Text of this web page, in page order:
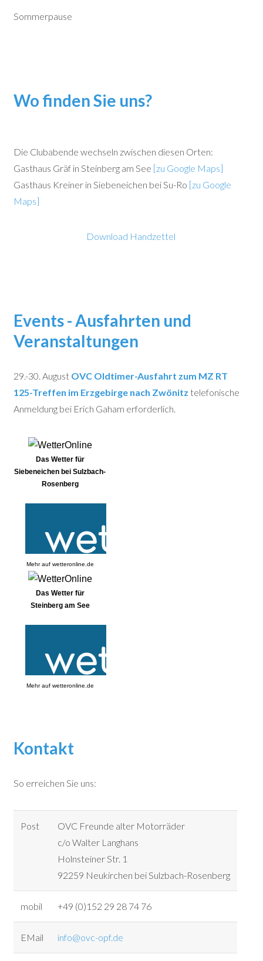
Sommerpause
Wo finden Sie uns?
Die Clubabende wechseln zwischen diesen Orten:
Gasthaus Gräf in Steinberg am See [zu Google Maps]
Gasthaus Kreiner in Siebeneichen bei Su-Ro [zu Google
Maps]
Download Handzettel
Events - Ausfahrten und
Veranstaltungen
29.-30. August OVC Oldtimer-Ausfahrt zum MZ RT
125-Treffen im Erzgebirge nach Zwönitz telefonische
Anmeldung bei Erich Gaham erforderlich.
Das Wetter für
Siebeneichen bei Sulzbach-
Rosenberg
Mehr auf wetteronline.de
Das Wetter für
Steinberg am See
Mehr auf wetteronline.de
Kontakt
So erreichen Sie uns:
Post
OVC Freunde alter Motorräder
c/o Walter Langhans
Holnsteiner Str. 1
92259 Neukirchen bei Sulzbach-Rosenberg
mobil +49 (0)152 29 28 74 76
EMail info@ovc-opf.de